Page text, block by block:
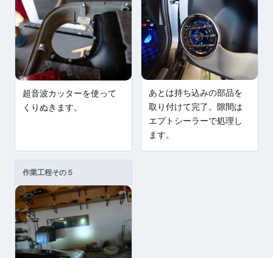
超音波カッターを使って
くりぬきます。
あとは持ち込みの部品を
取り付けて完了。隙間は
エプトシーラーで処理し
ます。
作業工程その５